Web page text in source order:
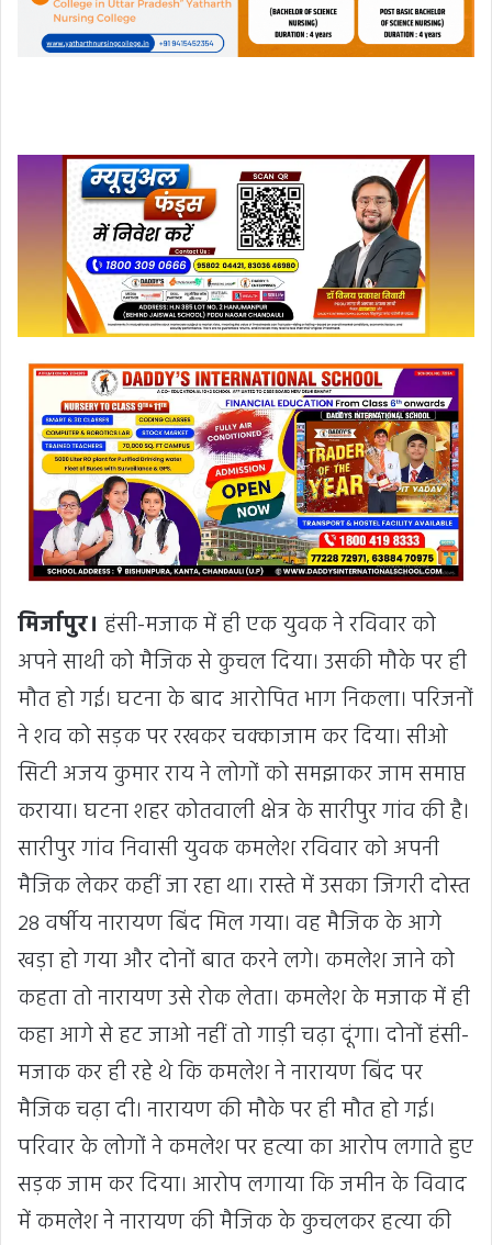
मिर्जापुर। हंसी-मजाक में ही एक युवक ने रविवार को
अपने साथी को मैजिक से कुचल दिया। उसकी मौके पर ही
मौत हो गई। घटना के बाद आरोपित भाग निकला। परिजनों
ने शव को सड़क पर रखकर चक्काजाम कर दिया। सीओ
सिटी अजय कुमार राय ने लोगों को समझाकर जाम समाप्त
कराया। घटना शहर कोतवाली क्षेत्र के सारीपुर गांव की है।
सारीपुर गांव निवासी युवक कमलेश रविवार को अपनी
मैजिक लेकर कहीं जा रहा था। रास्ते में उसका जिगरी दोस्त
28 वर्षीय नारायण बिंद मिल गया। वह मैजिक के आगे
खड़ा हो गया और दोनों बात करने लगे। कमलेश जाने को
कहता तो नारायण उसे रोक लेता। कमलेश के मजाक में ही
कहा आगे से हट जाओ नहीं तो गाड़ी चढ़ा दूंगा। दोनों हंसी-
मजाक कर ही रहे थे कि कमलेश ने नारायण बिंद पर
मैजिक चढ़ा दी। नारायण की मौके पर ही मौत हो गई।
परिवार के लोगों ने कमलेश पर हत्या का आरोप लगाते हुए
सड़क जाम कर दिया। आरोप लगाया कि जमीन के विवाद
में कमलेश ने नारायण की मैजिक के कुचलकर हत्या की